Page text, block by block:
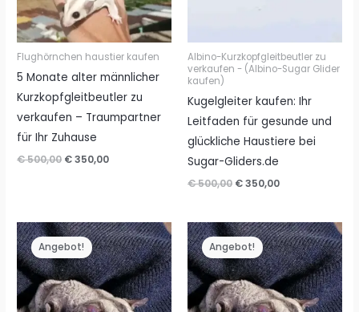
Flughörnchen haustier kaufen
5 Monate alter männlicher
Kurzkopfgleitbeutler zu
verkaufen – Traumpartner
für Ihr Zuhause
€500,00 Ursprünglicher
€350,00Aktueller
Albino-Kurzkopfgleitbeutler zu
verkaufen - (Albino-Sugar Glider
kaufen)
Kugelgleiter kaufen: Ihr
Leitfaden für gesunde und
glückliche Haustiere bei
Sugar-Gliders.de
€500,00 Ursprünglicher
€ 500,00
€350,00Aktueller
€ 350,00.
Angebot! Angebot!